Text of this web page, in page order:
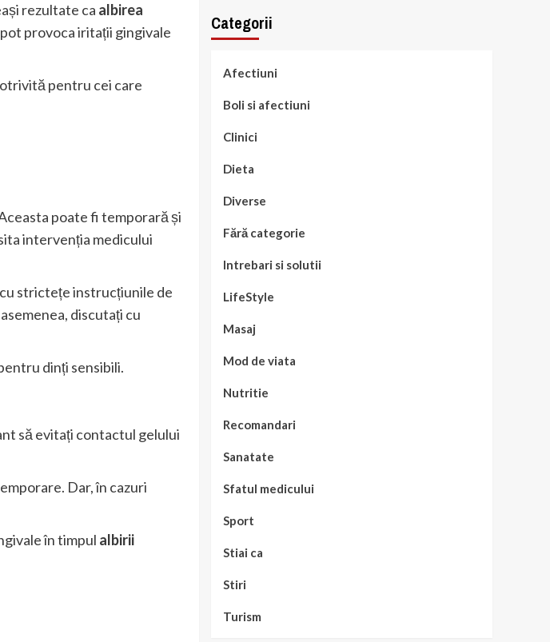
rezultate ca albirea
provoca iritații gingivale
pentru cei care
poate fi temporară și
intervenția medicului
strictețe instrucțiunile de
discutați cu
dinți sensibili.
să evitați contactul gelului
Dar, în cazuri
în timpul albirii
Categorii
Afectiuni
Boli si afectiuni
Clinici
Dieta
Diverse
Fără categorie
Intrebari si solutii
LifeStyle
Masaj
Mod de viata
Nutritie
Recomandari
Sanatate
Sfatul medicului
Sport
Stiai ca
Stiri
Turism